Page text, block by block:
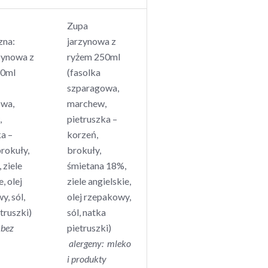
z
–
ziele
olej
sól,
bez
Zupa
jarzynowa z
ryżem 250ml
(fasolka
szparagowa,
marchew,
pietruszka –
korzeń,
brokuły,
śmietana 18%,
ziele angielskie,
olej rzepakowy,
sól, natka
pietruszki)
alergeny: mleko
i produkty